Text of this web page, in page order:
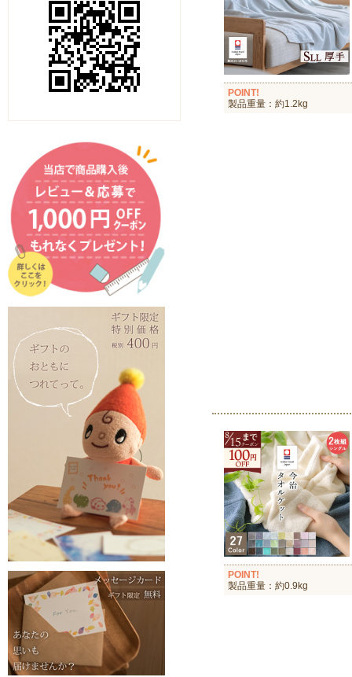
POINT!
製品重量：約1.2kg
POINT!
製品重量：約0.9kg